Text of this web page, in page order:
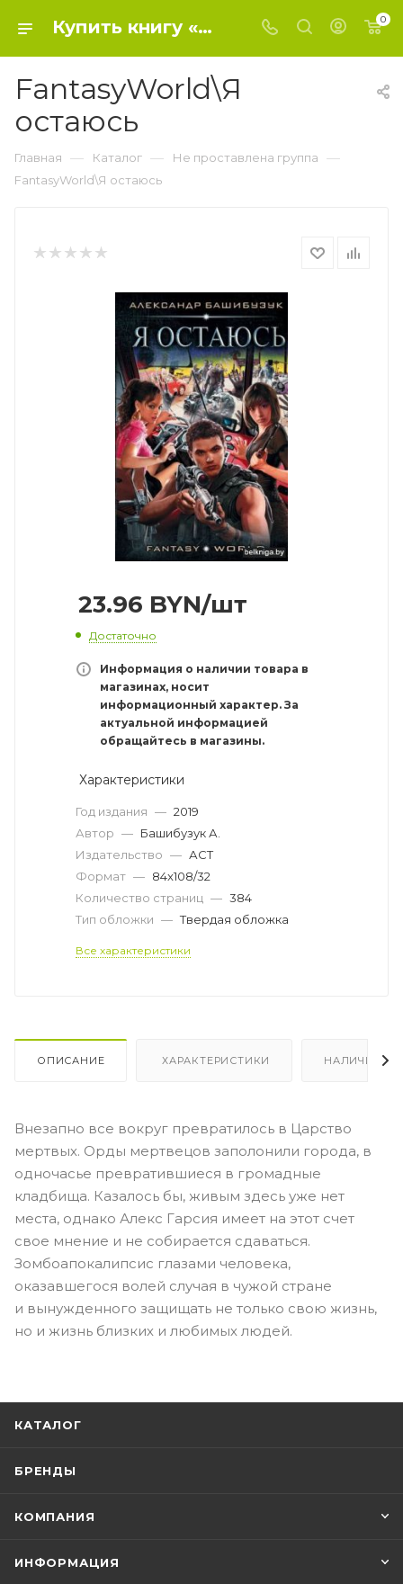
Купить книгу «FantasyWorld\Я остаюсь» 2019, Башибузук А. - Не проставлена группа 0
FantasyWorld\Я
остаюсь
Главная — Каталог — Не проставлена группа —
FantasyWorld\Я остаюсь
23.96 BYN/шт
Достаточно
Информация о наличии товара в
магазинах, носит
информационный характер. За
актуальной информацией
обращайтесь в магазины.
Характеристики
Год издания — 2019
Автор — Башибузук А.
Издательство — АСТ
Формат — 84x108/32
Количество страниц — 384
Тип обложки — Твердая обложка
Все характеристики
ОПИСАНИЕ ХАРАКТЕРИСТИКИ НАЛИЧИЕ
Внезапно все вокруг превратилось в Царство
мертвых. Орды мертвецов заполонили города, в
одночасье превратившиеся в громадные
кладбища. Казалось бы, живым здесь уже нет
места, однако Алекс Гарсия имеет на этот счет
свое мнение и не собирается сдаваться.
Зомбоапокалипсис глазами человека,
оказавшегося волей случая в чужой стране
и вынужденного защищать не только свою жизнь,
но и жизнь близких и любимых людей.
КАТАЛОГ
БРЕНДЫ
КОМПАНИЯ
ИНФОРМАЦИЯ